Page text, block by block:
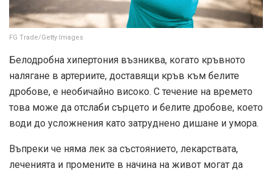
FG Trade/Getty Images
Белодробна хипертония възниква, когато кръвното
налягане в артериите, доставящи кръв към белите
дробове, е необичайно високо. С течение на времето
това може да отслаби сърцето и белите дробове, което
води до усложнения като затруднено дишане и умора.
Въпреки че няма лек за състоянието, лекарствата,
леченията и промените в начина на живот могат да